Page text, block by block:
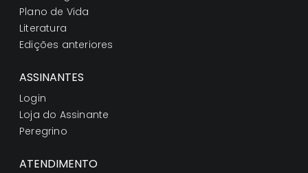
Plano de Vida
Literatura
Edições anteriores
ASSINANTES
Login
Loja do Assinante
Peregrino
ATENDIMENTO